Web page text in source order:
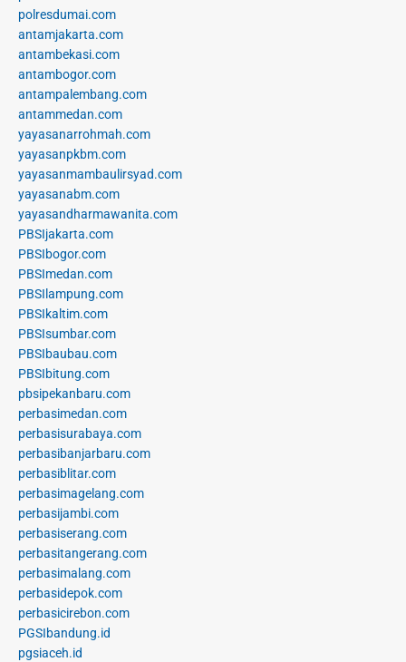
polresdumai.com
antamjakarta.com
antambekasi.com
antambogor.com
antampalembang.com
antammedan.com
yayasanarrohmah.com
yayasanpkbm.com
yayasanmambaulirsyad.com
yayasanabm.com
yayasandharmawanita.com
PBSIjakarta.com
PBSIbogor.com
PBSImedan.com
PBSIlampung.com
PBSIkaltim.com
PBSIsumbar.com
PBSIbaubau.com
PBSIbitung.com
pbsipekanbaru.com
perbasimedan.com
perbasisurabaya.com
perbasibanjarbaru.com
perbasiblitar.com
perbasimagelang.com
perbasijambi.com
perbasiserang.com
perbasitangerang.com
perbasimalang.com
perbasidepok.com
perbasicirebon.com
PGSIbandung.id
pgsiaceh.id